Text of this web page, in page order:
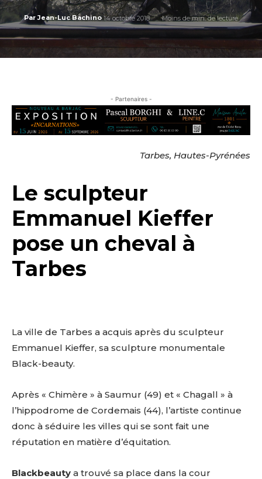
Par Jean-Luc Bachino 14 octobre 2018 Moins demin. de lecture
- Partenaires -
Tarbes, Hautes-Pyrénées
Le sculpteur
Emmanuel Kieffer
pose un cheval à
Tarbes
La ville de Tarbes a acquis après du sculpteur
Emmanuel Kieffer, sa sculpture monumentale
Black-beauty.
Après « Chimère » à Saumur (49) et « Chagall » à
l’hippodrome de Cordemais (44), l’artiste continue
donc à séduire les villes qui se sont fait une
réputation en matière d’équitation.
Blackbeauty a trouvé sa place dans la cour